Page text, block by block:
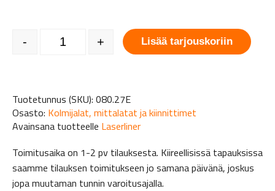
Laserliner VarioStand L 180 cm määrä
- + Lisää tarjouskoriin
Tuotetunnus (SKU): 080.27E
Osasto: Kolmijalat, mittalatat ja kiinnittimet
Avainsana tuotteelle Laserliner
Toimitusaika on 1-2 pv tilauksesta. Kiireellisissä tapauksissa
saamme tilauksen toimitukseen jo samana päivänä, joskus
jopa muutaman tunnin varoitusajalla.